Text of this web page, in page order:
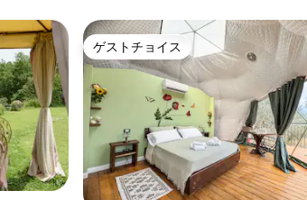
ゲストチョイス
ゲストチョイス